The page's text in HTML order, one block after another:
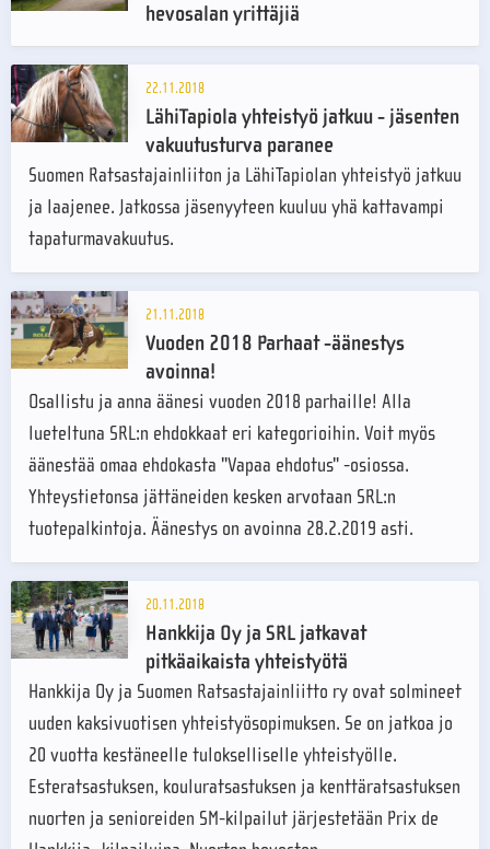
hevosalan yrittäjiä
22.11.2018
LähiTapiola yhteistyö jatkuu - jäsenten
vakuutusturva paranee
Suomen Ratsastajainliiton ja LähiTapiolan yhteistyö jatkuu
ja laajenee. Jatkossa jäsenyyteen kuuluu yhä kattavampi
tapaturmavakuutus.
21.11.2018
Vuoden 2018 Parhaat -äänestys
avoinna!
Osallistu ja anna äänesi vuoden 2018 parhaille! Alla
lueteltuna SRL:n ehdokkaat eri kategorioihin. Voit myös
äänestää omaa ehdokasta "Vapaa ehdotus" -osiossa.
Yhteystietonsa jättäneiden kesken arvotaan SRL:n
tuotepalkintoja. Äänestys on avoinna 28.2.2019 asti.
20.11.2018
Hankkija Oy ja SRL jatkavat
pitkäaikaista yhteistyötä
Hankkija Oy ja Suomen Ratsastajainliitto ry ovat solmineet
uuden kaksivuotisen yhteistyösopimuksen. Se on jatkoa jo
20 vuotta kestäneelle tulokselliselle yhteistyölle.
Esteratsastuksen, kouluratsastuksen ja kenttäratsastuksen
nuorten ja senioreiden SM-kilpailut järjestetään Prix de